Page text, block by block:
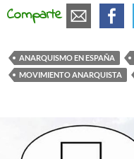
Comparte
ANARQUISMO EN ESPAÑA
MOVIMIENTO ANARQUISTA